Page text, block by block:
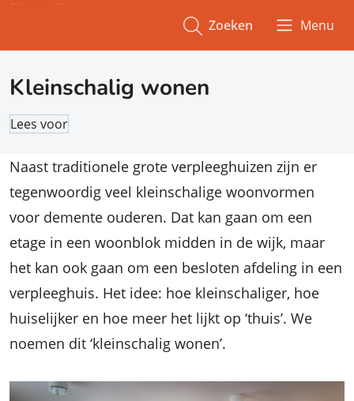
Zoeken Menu
Kleinschalig wonen
Lees voor
Naast traditionele grote verpleeghuizen zijn er
tegenwoordig veel kleinschalige woonvormen
voor demente ouderen. Dat kan gaan om een
etage in een woonblok midden in de wijk, maar
het kan ook gaan om een besloten afdeling in een
verpleeghuis. Het idee: hoe kleinschaliger, hoe
huiselijker en hoe meer het lijkt op ‘thuis’. We
noemen dit ‘kleinschalig wonen’.